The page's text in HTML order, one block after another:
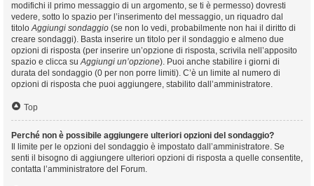
modifichi il primo messaggio di un argomento, se ti è permesso) dovresti
vedere, sotto lo spazio per l’inserimento del messaggio, un riquadro dal
titoloAggiungi sondaggio (se non lo vedi, probabilmente non hai il diritto di
creare sondaggi). Basta inserire un titolo per il sondaggio e almeno due
opzioni di risposta (per inserire un’opzione di risposta, scrivila nell’apposito
spazio e clicca suAggiungi un’opzione). Puoi anche stabilire i giorni di
durata del sondaggio (0 per non porre limiti). C’è un limite al numero di
opzioni di risposta che puoi aggiungere, stabilito dall’amministratore.
Top
Perché non è possibile aggiungere ulteriori opzioni del sondaggio?
Il limite per le opzioni del sondaggio è impostato dall’amministratore. Se
senti il bisogno di aggiungere ulteriori opzioni di risposta a quelle consentite,
contatta l’amministratore del Forum.